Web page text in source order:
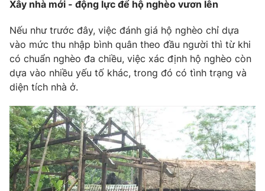
Cơ quan báo chí:Thời báo VTV
Giấy phép hoạt động báo in và báo điện tử số 483/GP-BTTTT
cấp ngày 29/12/2023
Tổng Biên tập:Vũ Thanh Thủy
Nguyễn Trọng Ninh
Tổng đài VTV:024.38 355 931 - 024.38 355 932
Ðiện thoại Thời báo VTV:024.66 897 897
Email:toasoan@vtv.vn
Liên hệ quảng cáo:024-7300.7108
Xây nhà mới - động lực để hộ nghèo vươn lên
Nếu như trước đây, việc đánh giá hộ nghèo chỉ dựa
vào mức thu nhập bình quân theo đầu người thì từ khi
có chuẩn nghèo đa chiều, việc xác định hộ nghèo còn
dựa vào nhiều yếu tố khác, trong đó có tình trạng và
diện tích nhà ở.